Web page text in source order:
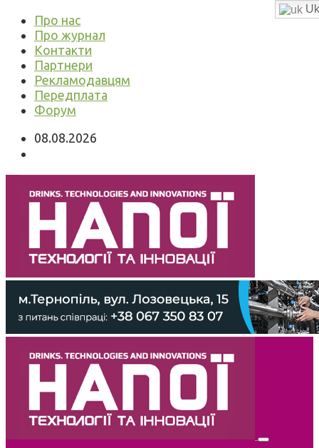
Про нас
Про журнал
Контакти
Партнери
Рекламодавцям
Передплата
Форум
08.08.2026